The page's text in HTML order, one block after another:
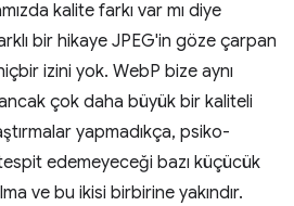
kalite farkı var mı diye
bir hikaye JPEG'in göze çarpan
izini yok. WebP bize aynı
çok daha büyük bir kaliteli
yapmadıkça, psiko-
edemeyeceği bazı küçücük
ve bu ikisi birbirine yakındır.